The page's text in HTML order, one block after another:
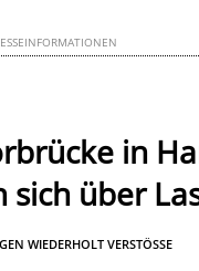
in
sich über
WIEDERHOLT VERSTÖSSE